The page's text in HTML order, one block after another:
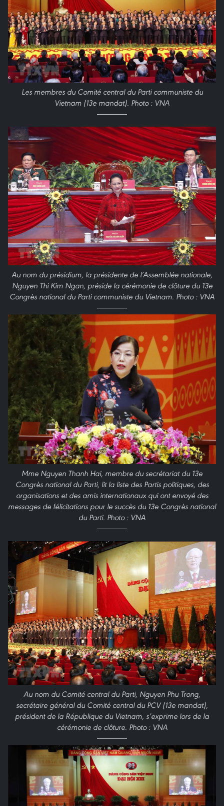
Les membres du Comité central du Parti communiste du
Vietnam (13e mandat). Photo : VNA
Au nom du présidium, la présidente de l’Assemblée nationale,
Nguyen Thi Kim Ngan, préside la cérémonie de clôture du 13e
Congrès national du Parti communiste du Vietnam. Photo : VNA
Mme Nguyen Thanh Hai, membre du secrétariat du 13e
Congrès national du Parti, lit la liste des Partis politiques, des
organisations et des amis internationaux qui ont envoyé des
messages de félicitations pour le succès du 13e Congrès national
du Parti. Photo : VNA
Au nom du Comité central du Parti, Nguyen Phu Trong,
secrétaire général du Comité central du PCV (13e mandat),
président de la République du Vietnam, s’exprime lors de la
cérémonie de clôture. Photo : VNA